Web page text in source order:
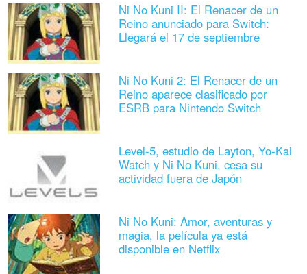
Ni No Kuni II: El Renacer de un
Reino anunciado para Switch:
Llegará el 17 de septiembre
Ni No Kuni 2: El Renacer de un
Reino aparece clasificado por
ESRB para Nintendo Switch
Level-5, estudio de Layton, Yo-Kai
Watch y Ni No Kuni, cesa su
actividad fuera de Japón
Ni No Kuni: Amor, aventuras y
magia, la película ya está
disponible en Netflix